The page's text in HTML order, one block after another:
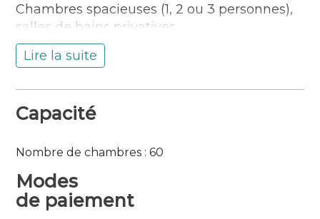
Chambres spacieuses (1, 2 ou 3 personnes),
salles de bains privatives.
Accès Wifi. Parking privé et gratuit. Petit-
déjeuner buffet à volonté. Local vélo. Accès
Langues parlées : Anglais, Espagnol
Lire la suite
Capacité
Nombre de chambres : 60
Modes
de paiement